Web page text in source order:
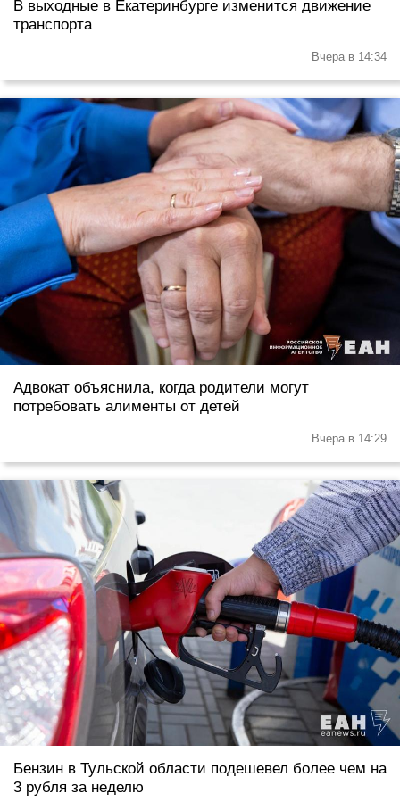
В выходные в Екатеринбурге изменится движение
транспорта
Вчера в 14:34
Адвокат объяснила, когда родители могут
потребовать алименты от детей
Вчера в 14:29
Бензин в Тульской области подешевел более чем на
3 рубля за неделю